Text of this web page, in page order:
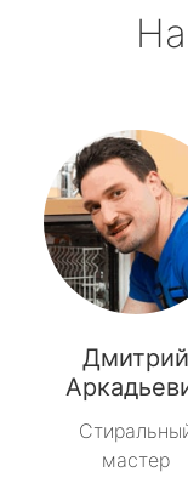
Дмитрий
мастер